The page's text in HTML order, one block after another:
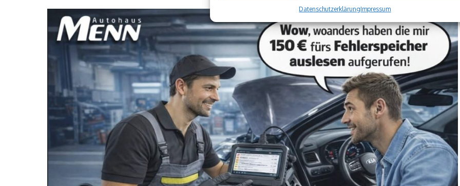
DatenschutzerklärungImpressum